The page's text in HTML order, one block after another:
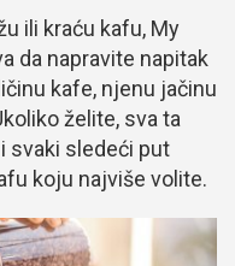
ili kraću kafu, My
da napravite napitak
kafe, njenu jačinu
želite, sva ta
svaki sledeći put
koju najviše volite.